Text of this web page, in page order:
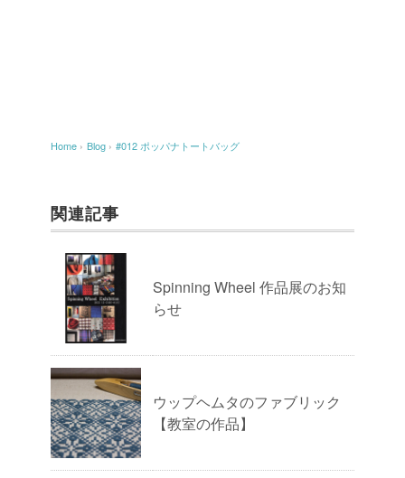
Home › Blog › #012 ポッパナトートバッグ
関連記事
Spinning Wheel 作品展のお知
らせ
ウップヘムタのファブリック
【教室の作品】